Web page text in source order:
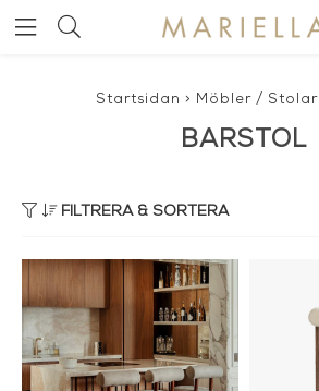
Startsidan > Möbler / Stolar
BARSTOL
FILTRERA & SORTERA